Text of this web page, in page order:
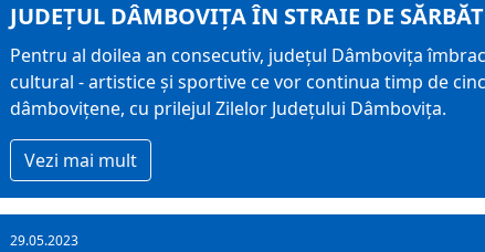
JUDEȚUL DÂMBOVIȚA ÎN STRAIE DE
Pentru al doilea an consecutiv, județul Dâmbovița
cultural - artistice și sportive ce vor continua timp de
dâmbovițene, cu prilejul Zilelor Județului Dâmbovița.
Vezi mai mult
29.05.2023